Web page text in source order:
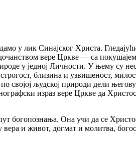
лик Синајског Христа.
вере Цркве — са
у једној Личности. У њему су
близина и узвишеност,
својој људској природи дели
израз вере Цркве да
Она учи да се
и живот, догмат и молитва,